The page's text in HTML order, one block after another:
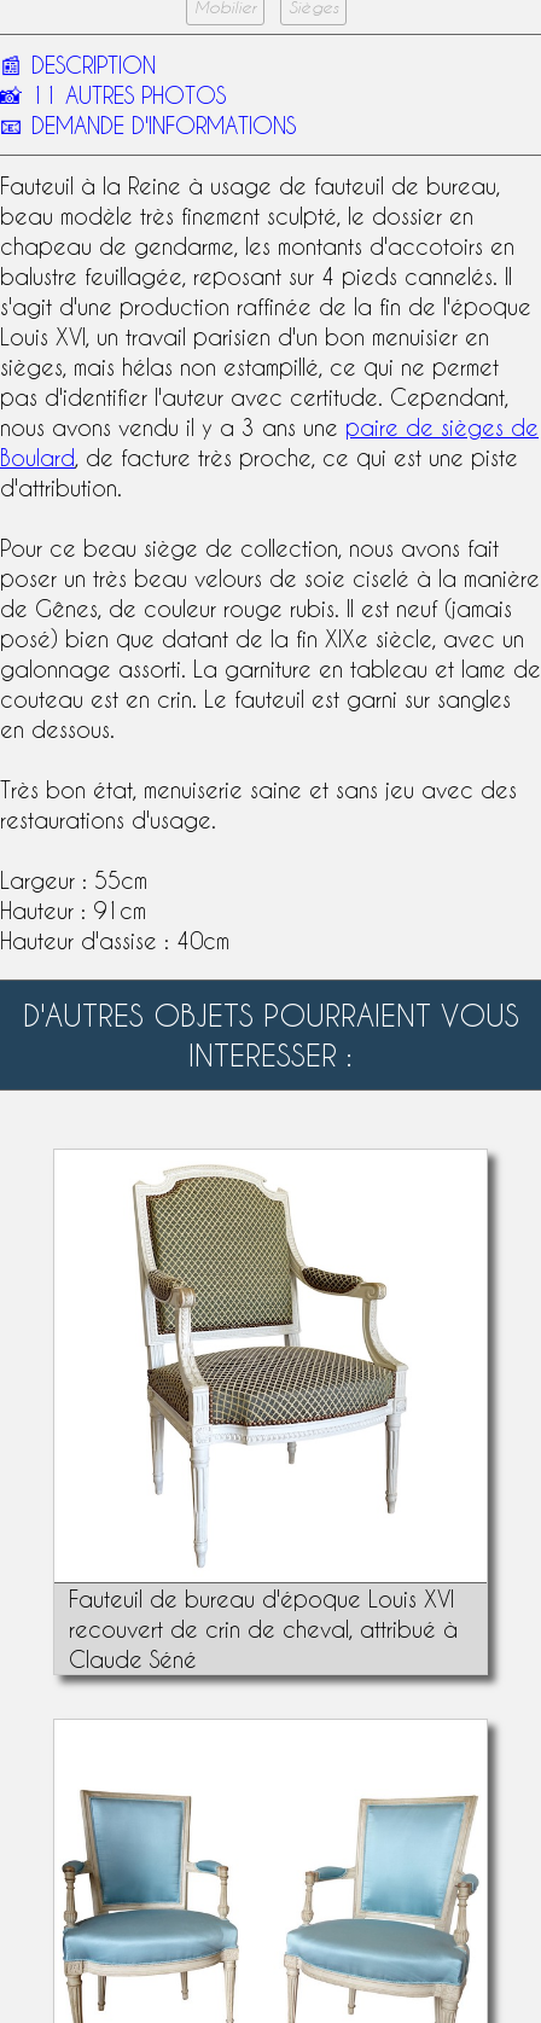
Mobilier
Sièges
📰 DESCRIPTION
📸 11 AUTRES PHOTOS
📧 DEMANDE D'INFORMATIONS
Fauteuil à la Reine à usage de fauteuil de bureau
beau modèle très finement sculpté, le dossier en
chapeau de gendarme, les montants d'accotoirs en
balustre feuillagée, reposant sur 4 pieds cannelés. Il
s'agit d'une production raffinée de la fin de l'époque
Louis XVI
, un travail parisien d'un bon menuisier en
sièges, mais hélas non estampillé, ce qui ne permet
pas d'identifier l'auteur avec certitude. Cependant,
nous avons vendu il y a 3 ans une paire de sièges de
Boulard , de facture très proche, ce qui est une piste
d'attribution.
Pour ce beau siège de collection, nous avons fait
poser un très beau velours de soie ciselé à la manière
de Gênes, de couleur rouge rubis. Il est neuf (jamais
posé) bien que datant de la fin XIXe siècle, avec un
galonnage assorti. La garniture en tableau et lame de
couteau est en crin. Le fauteuil est garni sur sangles
en dessous.
Très bon état, menuiserie saine et sans jeu avec des
restaurations d'usage.
Largeur : 55cm
Hauteur : 91cm
Hauteur d'assise : 40cm
D'AUTRES OBJETS POURRAIENT VOUS
INTERESSER :
Fauteuil de bureau d'époque Louis XVI
recouvert de crin de cheval, attribué à
Claude Séné